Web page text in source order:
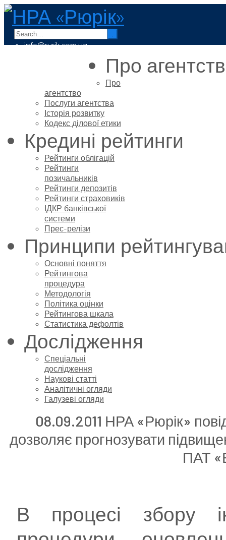
.
info@rurik.com.ua
Про
Про
агентство
Послуги агентства
Історія розвитку
Кодекс ділової етики
Кредині рейтинги
Рейтинги облігацій
Рейтинги
позичальників
Рейтинги депозитів
Рейтинги страховиків
ІДКР банківської
системи
Прес-релізи
Принципи
Основні поняття
Рейтингова
процедура
Методологія
Політика оцінки
Рейтингова шкала
Статистика дефолтів
Дослідження
Спеціальні
дослідження
Наукові статті
Аналітичні огляди
Галузеві огляди
08.09.2011 НРА «Рюрік»
дозволяє прогнозувати
ПАТ
В процесі збору